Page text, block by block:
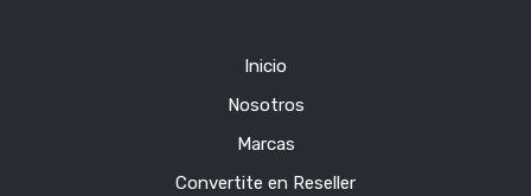
Inicio
Nosotros
Marcas
Convertite en Reseller